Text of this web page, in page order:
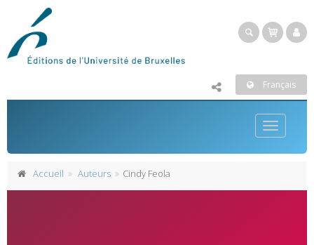
Français
Toggle
Accueil Auteurs Cindy Feola